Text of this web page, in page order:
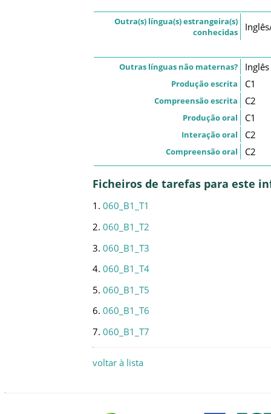
Outra(s) língua(s) estrangeira(s)
conhecidas
Outras línguas não maternas? Inglês
Produção escrita C1
Compreensão escrita C2
Produção oral C1
Interação oral C2
Compreensão oral C2
Ficheiros de tarefas para este
1. 060_B1_T1
2. 060_B1_T2
3. 060_B1_T3
4. 060_B1_T4
5. 060_B1_T5
6. 060_B1_T6
7. 060_B1_T7
voltar à lista